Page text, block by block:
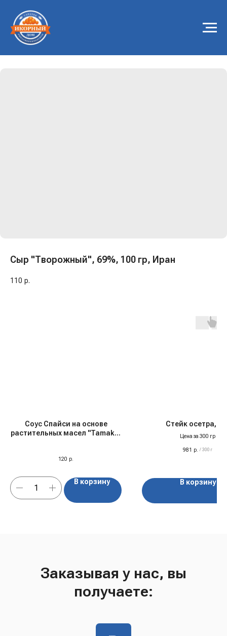
Сыр "Творожный", 69%, 100 гр, Иран
110 р.
Соус Спайси на основе
растительных масел "Tamaki",
120 р.
В корзину
Стейк осетра, с/
Цена за 300 гр
981 р. / 300 г
В корзину
Заказывая у нас, вы
получаете: